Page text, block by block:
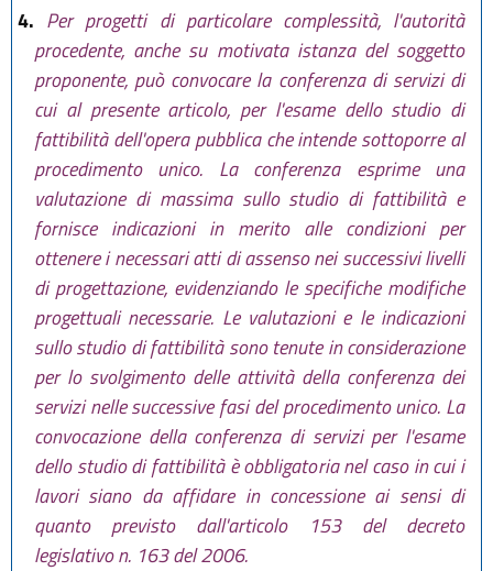
4. Per progetti di particolare complessità, l'autorità
procedente, anche su motivata istanza del soggetto
proponente, può convocare la conferenza di servizi di
cui al presente articolo, per l'esame dello studio di
fattibilità dell'opera pubblica che intende sottoporre al
procedimento unico. La conferenza esprime una
valutazione di massima sullo studio di fattibilità e
fornisce indicazioni in merito alle condizioni per
ottenere i necessari atti di assenso nei successivi livelli
di progettazione, evidenziando le specifiche modifiche
progettuali necessarie. Le valutazioni e le indicazioni
sullo studio di fattibilità sono tenute in considerazione
per lo svolgimento delle attività della conferenza dei
servizi nelle successive fasi del procedimento unico. La
convocazione della conferenza di servizi per l'esame
dello studio di fattibilità è obbligatoria nel caso in cui i
lavori siano da affidare in concessione ai sensi di
quanto previsto dall'articolo 153 del decreto
legislativo n. 163 del 2006.